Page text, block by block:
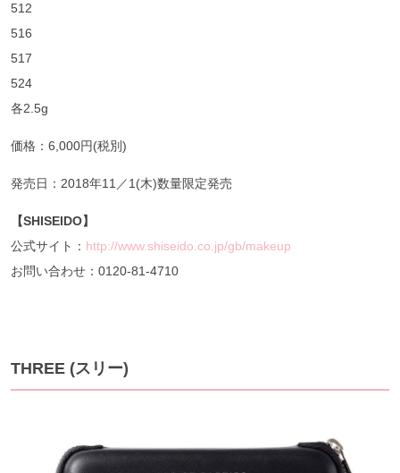
512
516
517
524
各2.5g
価格：6,000円(税別)
発売日：2018年11／1(木)数量限定発売
【SHISEIDO】
公式サイト： http://www.shiseido.co.jp/gb/makeup
お問い合わせ：0120-81-4710
THREE (スリー)